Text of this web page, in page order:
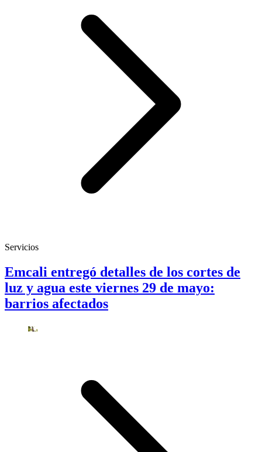
Servicios
Emcali entregó detalles de los cortes de
luz y agua este viernes 29 de mayo:
barrios afectados